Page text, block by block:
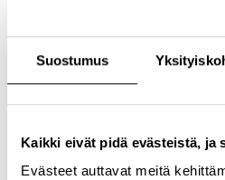
Suostumus
Kaikki eivät pidä evästeistä, ja
Evästeet auttavat meitä
– Meidän oma roosa
Asiakkaamme pitivät
Roosa nauha -rahastoon,